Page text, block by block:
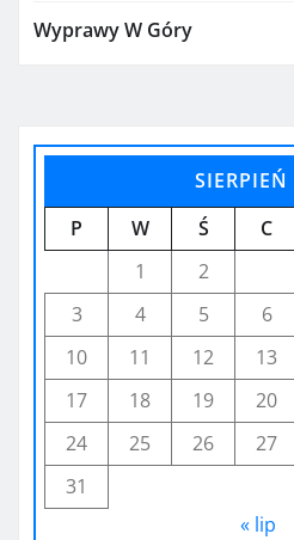
Wyprawy W Góry
P
W Ś C
1
2
3
4 5 6
10
11 12 13
17
18 19 20
24
25 26 27
31
« lip